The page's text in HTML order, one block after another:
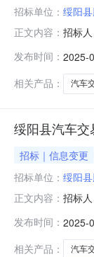
招标单位： 绥阳
正文内容： 招标
城项
易市
发布时间： 2025-
相关产品：
汽车
绥阳县汽车
招标｜信息变更
招标单位： 绥阳
正文内容： 招标
的不
变更
发布时间： 2025-
相关产品：
汽车